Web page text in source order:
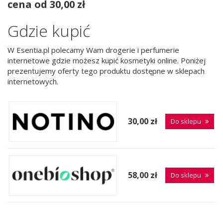
cena od 30,00 zł
Gdzie kupić
W Esentia.pl polecamy Wam drogerie i perfumerie
internetowe gdzie możesz kupić kosmetyki online. Poniżej
prezentujemy oferty tego produktu dostępne w sklepach
internetowych.
30,00 zł Do sklepu
58,00 zł Do sklepu